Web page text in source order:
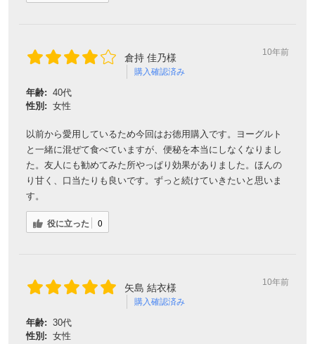
倉持 佳乃様
購入確認済み
10年前
年齢: 40代
性別: 女性
以前から愛用しているため今回はお徳用購入です。ヨーグルト
と一緒に混ぜて食べていますが、便秘を本当にしなくなりまし
た。友人にも勧めてみた所やっぱり効果がありました。ほんの
り甘く、口当たりも良いです。ずっと続けていきたいと思いま
す。
役に立った 0
矢島 結衣様
購入確認済み
10年前
年齢: 30代
性別: 女性